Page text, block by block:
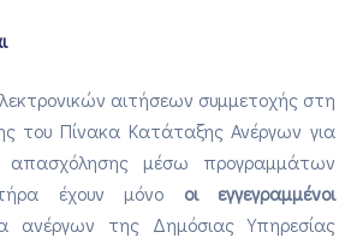
αιτήσεων συμμετοχής στη
του Πίνακα Κατάταξης Ανέργων για
μέσω προγραμμάτων
έχουν μόνο οι εγγεγραμμένοι
ανέργων της Δημόσιας Υπηρεσίας